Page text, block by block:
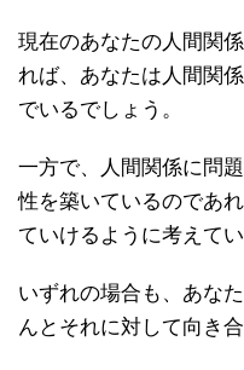
現在のあなたの人間関
れば、あなたは人間関
でいるでしょう。
一方で、人間関係に問
性を築いているのであ
ていけるように考えてい
いずれの場合も、あな
んとそれに対して向き